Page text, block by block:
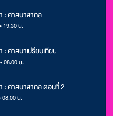
: ศาสนาสากล
19.30 น.
: ศาสนาเปรียบเทียบ
08.00 น.
: ศาสนาสากล ตอนที่ 2
08.00 น.